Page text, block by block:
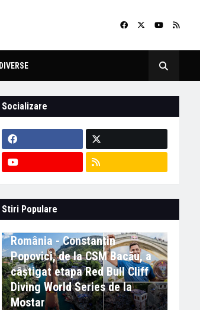
DIVERSE
Socializare
Stiri Populare
România - Constantin
Popovici, de la CSM Bacău, a
câștigat etapa Red Bull Cliff
Diving World Series de la
Mostar